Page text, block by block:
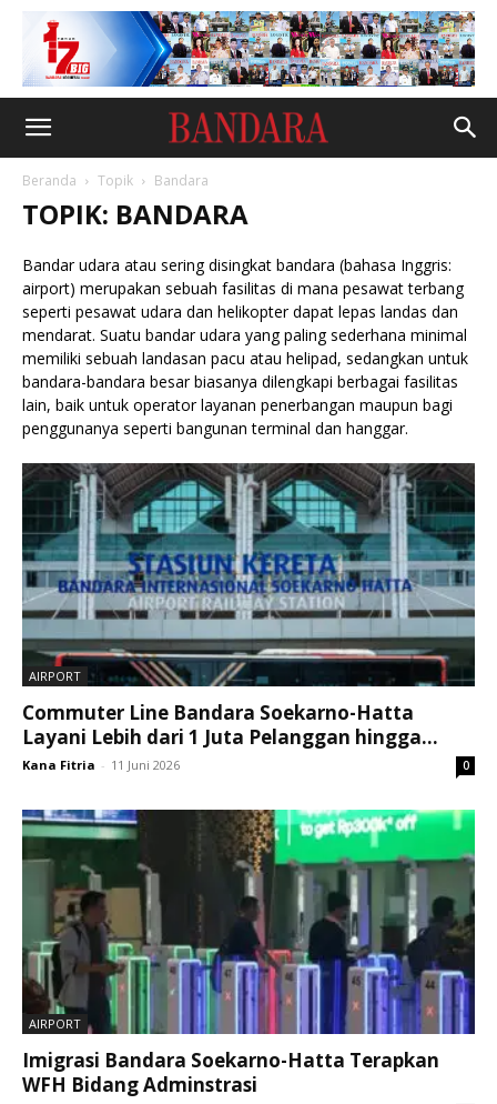
Beranda Topik Bandara
TOPIK: BANDARA
Bandar udara atau sering disingkat bandara (bahasa Inggris:
airport) merupakan sebuah fasilitas di mana pesawat terbang
seperti pesawat udara dan helikopter dapat lepas landas dan
mendarat. Suatu bandar udara yang paling sederhana minimal
memiliki sebuah landasan pacu atau helipad, sedangkan untuk
bandara-bandara besar biasanya dilengkapi berbagai fasilitas
lain, baik untuk operator layanan penerbangan maupun bagi
penggunanya seperti bangunan terminal dan hanggar.
AIRPORT
Commuter Line Bandara Soekarno-Hatta
Layani Lebih dari 1 Juta Pelanggan hingga...
Kana Fitria - 11 Juni 2026 0
AIRPORT
Imigrasi Bandara Soekarno-Hatta Terapkan
WFH Bidang Adminstrasi